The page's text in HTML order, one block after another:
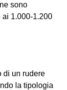
sono
ai 1.000-1.200
di un rudere
la tipologia